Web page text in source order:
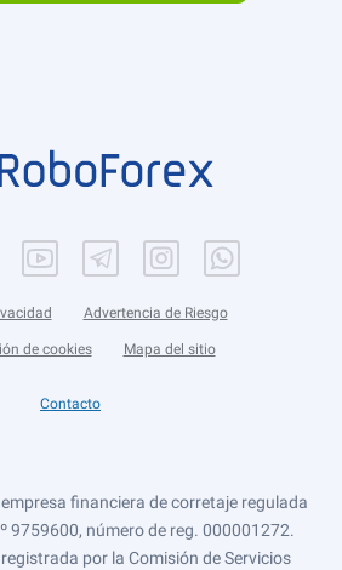
Advertencia de Riesgo
de cookies Mapa del sitio
Contacto
financiera de corretaje regulada
9759600, número de reg. 000001272.
por la Comisión de Servicios